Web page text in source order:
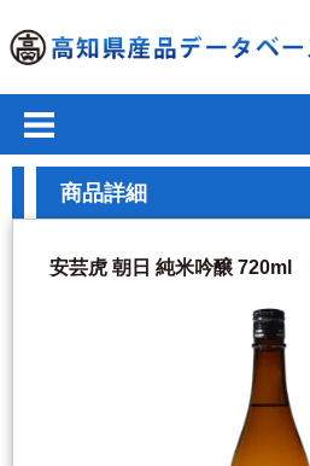
商品詳細
安芸虎 朝日 純米吟醸 720ml